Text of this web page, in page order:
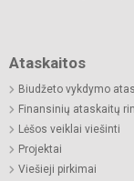
Ataskaitos
Biudžeto vykdymo
Finansinių ataskaitų
Lėšos veiklai viešinti
Projektai
Viešieji pirkimai